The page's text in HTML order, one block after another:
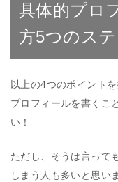
具体的プロ
方5つのス
以上の4つのポイント
プロフィールを書くこ
い！
ただし、そうは言って
しまう人も多いと思い